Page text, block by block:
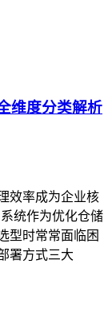
维度分类解析
效率成为企业核
统作为优化仓储
型时常常面临困
署方式三大